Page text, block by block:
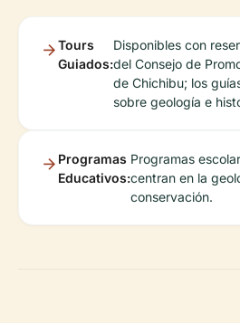
Tours
Guiados:
Disponibles con
del Consejo de
de Chichibu; los
sobre geología e
Programas
Educativos:
Programas
centran en la
conservación.